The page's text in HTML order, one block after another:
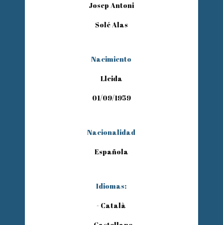
Josep Antoni
Solé Alas
Nacimiento
Lleida
01/09/1959
Nacionalidad
Española
Idiomas:
- Català